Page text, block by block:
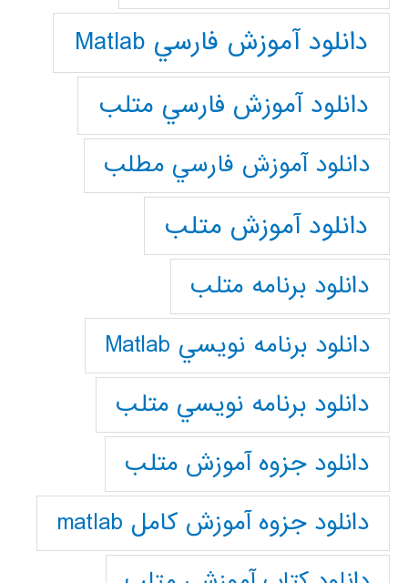
دانلود آموزش فارسي Matlab
دانلود آموزش فارسي متلب
دانلود آموزش فارسي مطلب
دانلود آموزش متلب
دانلود برنامه متلب
دانلود برنامه نويسي Matlab
دانلود برنامه نويسي متلب
دانلود جزوه آموزش متلب
دانلود جزوه آموزش کامل matlab